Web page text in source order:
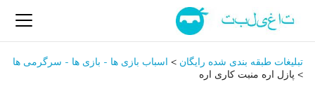
تبلیغات طبقه بندی شده رایگان > اسباب‌ بازی ها - بازی ها - سرگرمی ‌ها
> پازل اره منبت کاری اره